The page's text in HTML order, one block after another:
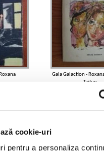
cookie-uri
pentru a personaliza
Gala Galaction -
Taifun
Adaugă în coș